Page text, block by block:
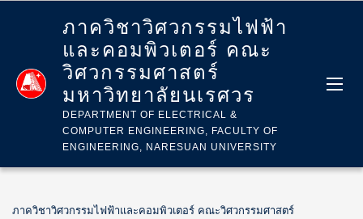
ภาควิชาวิศวกรรมไฟฟ้า
และคอมพิวเตอร์ คณะ
วิศวกรรมศาสตร์
มหาวิทยาลัยนเรศวร
DEPARTMENT OF ELECTRICAL &
COMPUTER ENGINEERING, FACULTY OF
ENGINEERING, NARESUAN UNIVERSITY
ภาควิชาวิศวกรรมไฟฟ้าและคอมพิวเตอร์ คณะวิศวกรรมศาสตร์